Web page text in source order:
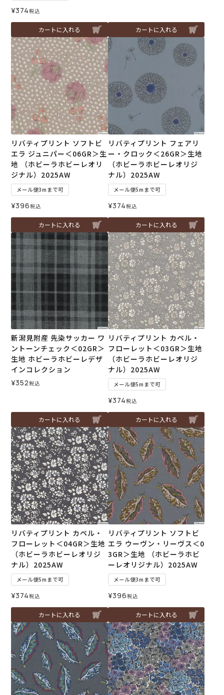
¥374税込
カートに入れる カートに入れる
リバティプリント ソフトビ
エラ ジュニパー＜06GR＞生
地 （ホビーラホビーレオリ
ジナル）2025AW
メール便3mまで可
¥396税込
カートに入れる
リバティプリント フェアリ
ー・クロック＜26GR＞生地
（ホビーラホビーレオリジ
ナル）2025AW
メール便5mまで可
¥374税込
カートに入れる
新潟見附産 先染サッカー ワ
ントーンチェック＜02GR＞
生地 ホビーラホビーレデザ
インコレクション
¥352税込
カートに入れる
リバティプリント カペル・
フローレット＜03GR＞生地
（ホビーラホビーレオリジ
ナル）2025AW
メール便5mまで可
¥374税込
カートに入れる
リバティプリント カペル・
フローレット＜04GR＞生地
（ホビーラホビーレオリジ
ナル）2025AW
メール便5mまで可
¥374税込
カートに入れる
リバティプリント ソフトビ
エラ ウーヴン・リーヴス＜0
3GR＞生地 （ホビーラホビ
ーレオリジナル）2025AW
メール便3mまで可
¥396税込
カートに入れる